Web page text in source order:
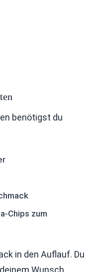
benötigst du
Chips zum
in den Auflauf. Du
Wunsch